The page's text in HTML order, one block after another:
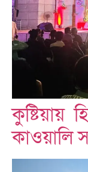
কুষ্টিয়ায়
কাওয়ালি